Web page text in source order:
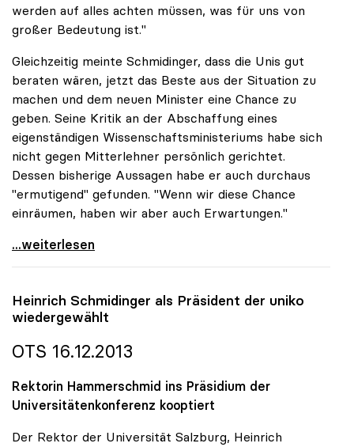
werden auf alles achten müssen, was für uns von
großer Bedeutung ist."
Gleichzeitig meinte Schmidinger, dass die Unis gut
beraten wären, jetzt das Beste aus der Situation zu
machen und dem neuen Minister eine Chance zu
geben. Seine Kritik an der Abschaffung eines
eigenständigen Wissenschaftsministeriums habe sich
nicht gegen Mitterlehner persönlich gerichtet.
Dessen bisherige Aussagen habe er auch durchaus
"ermutigend" gefunden. "Wenn wir diese Chance
einräumen, haben wir aber auch Erwartungen."
Regierung - Rektoren: \"Werden sehr unangenehme
...weiterlesen
Heinrich Schmidinger als Präsident der uniko
wiedergewählt
OTS 16.12.2013
Rektorin Hammerschmid ins Präsidium der
Universitätenkonferenz kooptiert
Der Rektor der Universität Salzburg, Heinrich